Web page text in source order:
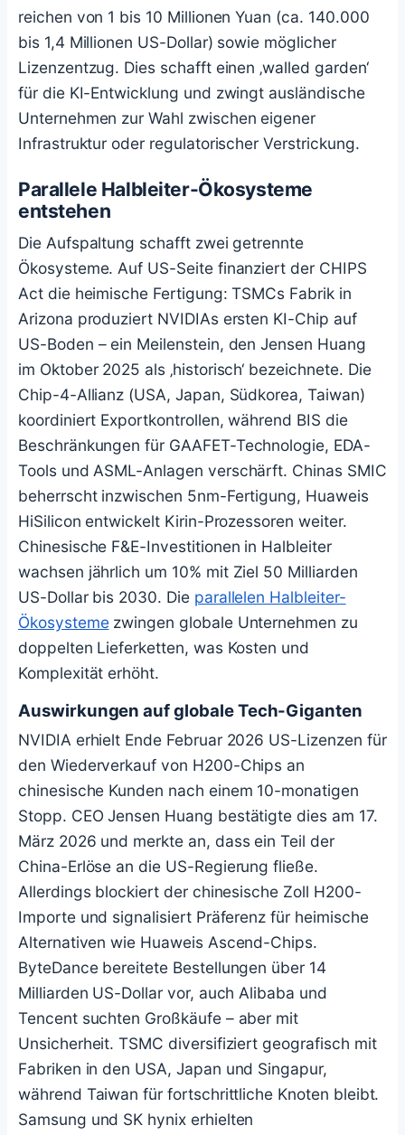
reichen von 1 bis 10 Millionen Yuan (ca. 140.000
bis 1,4 Millionen US-Dollar) sowie möglicher
Lizenzentzug. Dies schafft einen ‚walled garden‘
für die KI-Entwicklung und zwingt ausländische
Unternehmen zur Wahl zwischen eigener
Infrastruktur oder regulatorischer Verstrickung.
Parallele Halbleiter-Ökosysteme
entstehen
Die Aufspaltung schafft zwei getrennte
Ökosysteme. Auf US-Seite finanziert der CHIPS
Act die heimische Fertigung: TSMCs Fabrik in
Arizona produziert NVIDIAs ersten KI-Chip auf
US-Boden – ein Meilenstein, den Jensen Huang
im Oktober 2025 als ‚historisch‘ bezeichnete. Die
Chip-4-Allianz (USA, Japan, Südkorea, Taiwan)
koordiniert Exportkontrollen, während BIS die
Beschränkungen für GAAFET-Technologie, EDA-
Tools und ASML-Anlagen verschärft. Chinas SMIC
beherrscht inzwischen 5nm-Fertigung, Huaweis
HiSilicon entwickelt Kirin-Prozessoren weiter.
Chinesische F&E-Investitionen in Halbleiter
wachsen jährlich um 10% mit Ziel 50 Milliarden
US-Dollar bis 2030. Die parallelen Halbleiter-
Ökosystemezwingen globale Unternehmen zu
doppelten Lieferketten, was Kosten und
Komplexität erhöht.
Auswirkungen auf globale Tech-Giganten
NVIDIA erhielt Ende Februar 2026 US-Lizenzen für
den Wiederverkauf von H200-Chips an
chinesische Kunden nach einem 10-monatigen
Stopp. CEO Jensen Huang bestätigte dies am 17.
März 2026 und merkte an, dass ein Teil der
China-Erlöse an die US-Regierung fließe.
Allerdings blockiert der chinesische Zoll H200-
Importe und signalisiert Präferenz für heimische
Alternativen wie Huaweis Ascend-Chips.
ByteDance bereitete Bestellungen über 14
Milliarden US-Dollar vor, auch Alibaba und
Tencent suchten Großkäufe – aber mit
Unsicherheit. TSMC diversifiziert geografisch mit
Fabriken in den USA, Japan und Singapur,
während Taiwan für fortschrittliche Knoten bleibt.
Samsung und SK hynix erhielten